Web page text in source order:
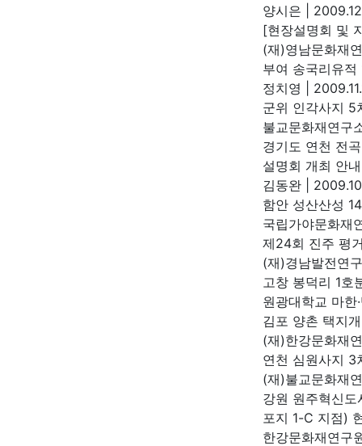
양시은
[현장설명회 및
(재)영남문화재
부여 송국리유
정치영
군위 인각사지 5
불교문화재연구
경기도 연천 전
설명회 개최 안내
김동완
함안 성산산성
국립가야문화재
제24회 진주 평
(재)경남발전연
고창 봉덕리 1호
원광대학교 마
김포 양촌 택지
(재)한강문화재
연천 심원사지 3
(재)불교문화재
강원 원주혁신
포지 1-C 지점)
한강문화재연구